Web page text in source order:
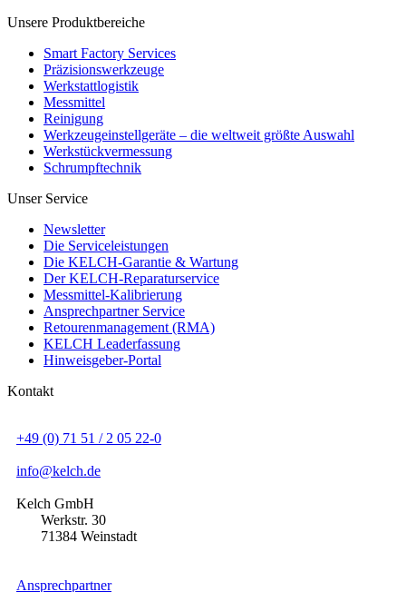
Unsere Produktbereiche
Smart Factory Services
Präzisionswerkzeuge
Werkstattlogistik
Messmittel
Reinigung
Werkzeugeinstellgeräte – die weltweit größte Auswahl
Werkstückvermessung
Schrumpftechnik
Unser Service
Newsletter
Die Serviceleistungen
Die KELCH-Garantie & Wartung
Der KELCH-Reparaturservice
Messmittel-Kalibrierung
Ansprechpartner Service
Retourenmanagement (RMA)
KELCH Leaderfassung
Hinweisgeber-Portal
Kontakt
+49 (0) 71 51 / 2 05 22-0
info@kelch.de
Kelch GmbH
Werkstr. 30
71384 Weinstadt
Ansprechpartner